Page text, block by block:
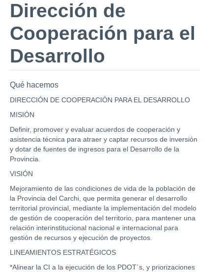
Dirección de
Cooperación para el
Desarrollo
Qué hacemos
DIRECCIÓN DE COOPERACIÓN PARA EL DESARROLLO
MISIÓN
Definir, promover y evaluar acuerdos de cooperación y
asistencia técnica para atraer y captar recursos de inversión
y dotar de fuentes de ingresos para el Desarrollo de la
Provincia.
VISIÓN
Mejoramiento de las condiciones de vida de la población de
la Provincia del Carchi, que permita generar el desarrollo
territorial provincial, mediante la implementación del modelo
de gestión de cooperación del territorio, para mantener una
relación interinstitucional nacional e internacional para
gestión de recursos y ejecución de proyectos.
LINEAMIENTOS ESTRATÉGICOS
*Alinear la CI a la ejecución de los PDOT´s, y priorizaciones